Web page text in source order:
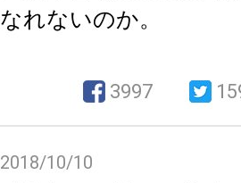
なれないのか。
3997
2018/10/10